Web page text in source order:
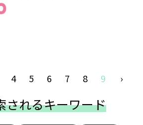
4 5 6 7 8 9 ›
されるキーワード